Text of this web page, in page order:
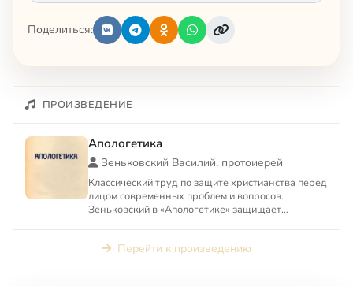
Поделиться:
ПРОИЗВЕДЕНИЕ
Апологетика
Зеньковский Василий, протоиерей
Классический труд по защите христианства перед
лицом современных проблем и вопросов.
Зеньковский в «Апологетике» защищает
Перейти к произведению